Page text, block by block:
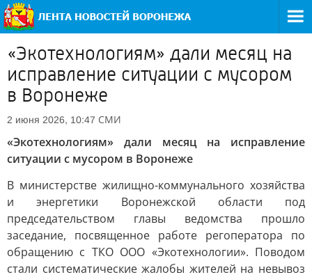
«Экотехнологиям» дали месяц на
исправление ситуации с мусором
в Воронеже
2 июня 2026, 10:47 СМИ
«Экотехнологиям» дали месяц на исправление
ситуации с мусором в Воронеже
В министерстве жилищно-коммунального хозяйства
и энергетики Воронежской области под
председательством главы ведомства прошло
заседание, посвященное работе регоператора по
обращению с ТКО ООО «Экотехнологии». Поводом
стали систематические жалобы жителей на невывоз